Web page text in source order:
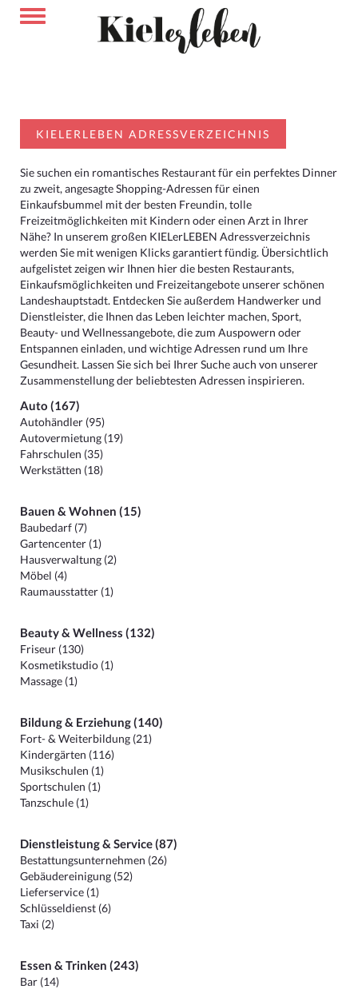
KIELERLEBEN ADRESSVERZEICHNIS
Sie suchen ein romantisches Restaurant für ein perfektes Dinner
zu zweit, angesagte Shopping-Adressen für einen
Einkaufsbummel mit der besten Freundin, tolle
Freizeitmöglichkeiten mit Kindern oder einen Arzt in Ihrer
Nähe? In unserem großen KIELerLEBEN Adressverzeichnis
werden Sie mit wenigen Klicks garantiert fündig. Übersichtlich
aufgelistet zeigen wir Ihnen hier die besten Restaurants,
Einkaufsmöglichkeiten und Freizeitangebote unserer schönen
Landeshauptstadt. Entdecken Sie außerdem Handwerker und
Dienstleister, die Ihnen das Leben leichter machen, Sport,
Beauty- und Wellnessangebote, die zum Auspowern oder
Entspannen einladen, und wichtige Adressen rund um Ihre
Gesundheit. Lassen Sie sich bei Ihrer Suche auch von unserer
Zusammenstellung der beliebtesten Adressen inspirieren.
Auto (167)
Autohändler (95)
Autovermietung (19)
Fahrschulen (35)
Werkstätten (18)
Bauen & Wohnen (15)
Baubedarf (7)
Gartencenter (1)
Hausverwaltung (2)
Möbel (4)
Raumausstatter (1)
Beauty & Wellness (132)
Friseur (130)
Kosmetikstudio (1)
Massage (1)
Bildung & Erziehung (140)
Fort- & Weiterbildung (21)
Kindergärten (116)
Musikschulen (1)
Sportschulen (1)
Tanzschule (1)
Dienstleistung & Service (87)
Bestattungsunternehmen (26)
Gebäudereinigung (52)
Lieferservice (1)
Schlüsseldienst (6)
Taxi (2)
Essen & Trinken (243)
Bar (14)